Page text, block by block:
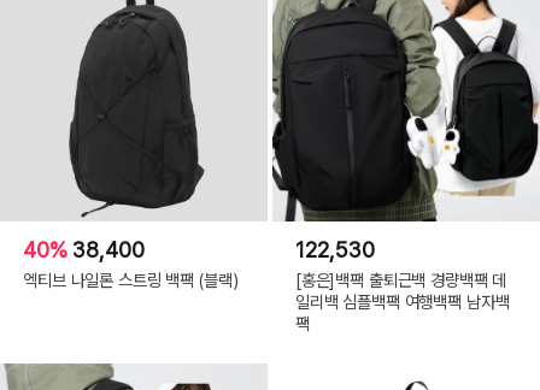
40% 38,400
엑티브 나일론 스트링 백팩 (블랙)
122,530
[홍은]백팩 출퇴근백 경량백팩 데
일리백 심플백팩 여행백팩 남자백
팩